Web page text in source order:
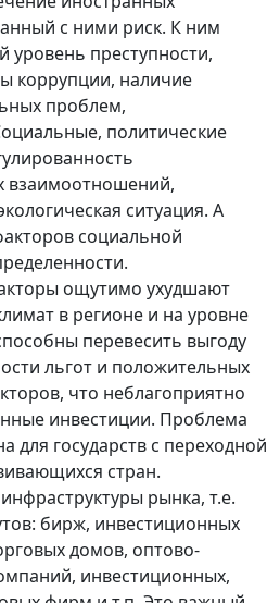
с ними риск. К ним
уровень преступности,
коррупции, наличие
проблем,
политические
взаимоотношений,
ситуация. А
социальной
ощутимо ухудшают
в регионе и на уровне
перевесить выгоду
льгот и положительных
что неблагоприятно
инвестиции. Проблема
для государств с переходной
стран.
рынка, т.е.
бирж, инвестиционных
домов, оптово-
инвестиционных,